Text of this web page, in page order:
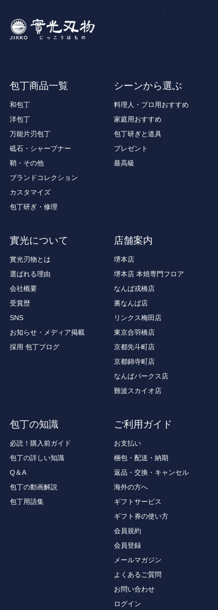
包丁商品一覧
和包丁
洋包丁
万能片刃包丁
砥石・シャープナー
鞘・その他
ブランドコレクション
カスタマイズ
包丁研ぎ・修理
シーンから選ぶ
料理人・プロ用おすすめ
家庭用おすすめ
包丁研ぎと道具
プレゼント
最高級
實光について
實光刃物とは
選ばれる理由
会社概要
受賞歴
SNS
お知らせ・メディア掲載
採用 包丁ブログ
店舗案内
堺本店
堺本店 本焼専門フロア
なんば戎橋店
裏なんば店
リンクス梅田店
東京合羽橋店
京都先斗町店
京都錦寺町店
なんばパークス店
難波スカイオ店
包丁の知識
必読！購入前ガイド
包丁の詳しい知識
Q＆A
包丁の動画解説
包丁用語集
ご利用ガイド
お支払い
梱包・配送・納期
返品・交換・キャンセル
海外の方へ
ギフトサービス
ギフト券の使い方
会員規約
会員登録
メールマガジン
よくあるご質問
お問い合わせ
ログイン